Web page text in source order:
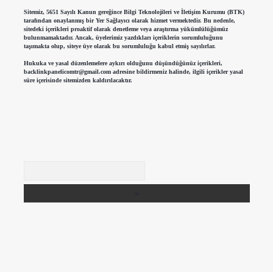
Sitemiz, 5651 Sayılı Kanun gereğince Bilgi Teknolojileri ve İletişim Kurumu (BTK)
tarafından onaylanmış bir Yer Sağlayıcı olarak hizmet vermektedir. Bu nedenle,
sitedeki içerikleri proaktif olarak denetleme veya araştırma yükümlülüğümüz
bulunmamaktadır. Ancak, üyelerimiz yazdıkları içeriklerin sorumluluğunu
taşımakta olup, siteye üye olarak bu sorumluluğu kabul etmiş sayılırlar.
Hukuka ve yasal düzenlemelere aykırı olduğunu düşündüğünüz içerikleri,
backlinkpanelicomtr@gmail.comadresine bildirmeniz halinde, ilgili içerikler yasal
süre içerisinde sitemizden kaldırılacaktır.